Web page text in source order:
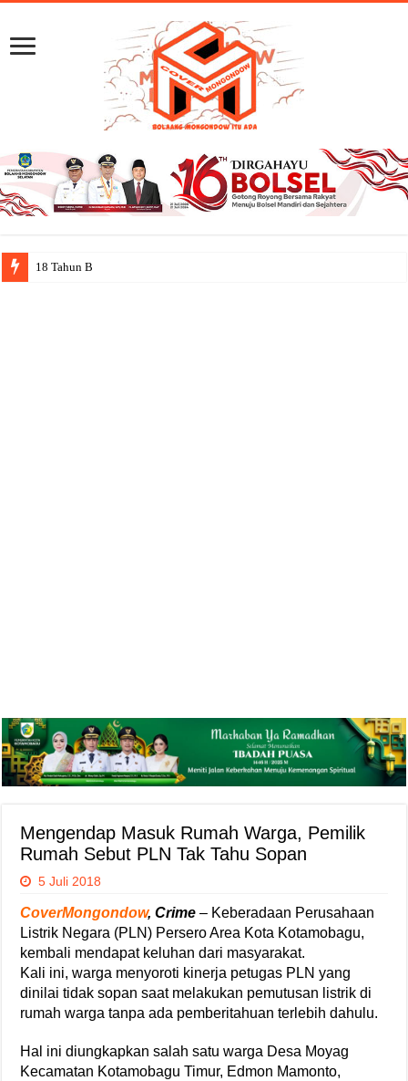
18 Tahun Bolsel: Jejak Cap
Mengendap Masuk Rumah Warga, Pemilik
Rumah Sebut PLN Tak Tahu Sopan
5 Juli 2018
CoverMongondow, Crime – Keberadaan Perusahaan
Listrik Negara (PLN) Persero Area Kota Kotamobagu,
kembali mendapat keluhan dari masyarakat.
Kali ini, warga menyoroti kinerja petugas PLN yang
dinilai tidak sopan saat melakukan pemutusan listrik di
rumah warga tanpa ada pemberitahuan terlebih dahulu.
Hal ini diungkapkan salah satu warga Desa Moyag
Kecamatan Kotamobagu Timur, Edmon Mamonto,